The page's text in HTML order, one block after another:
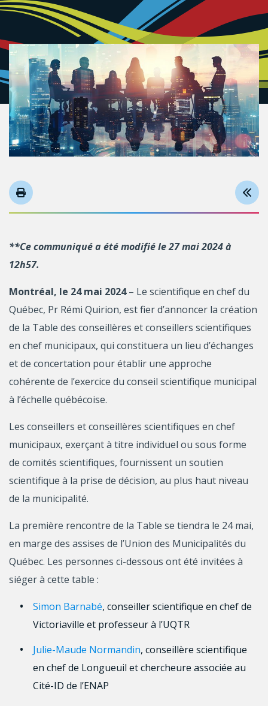
**Ce communiqué a été modifié le 27 mai 2024 à
12h57.
Montréal, le 24 mai 2024– Le scientifique en chef du
Québec, Pr Rémi Quirion, est fier d’annoncer la création
de la Table des conseillères et conseillers scientifiques
en chef municipaux, qui constituera un lieu d’échanges
et de concertation pour établir une approche
cohérente de l’exercice du conseil scientifique municipal
à l’échelle québécoise.
Les conseillers et conseillères scientifiques en chef
municipaux, exerçant à titre individuel ou sous forme
de comités scientifiques, fournissent un soutien
scientifique à la prise de décision, au plus haut niveau
de la municipalité.
La première rencontre de la Table se tiendra le 24 mai,
en marge des assises de l’Union des Municipalités du
Québec. Les personnes ci-dessous ont été invitées à
siéger à cette table :
Simon Barnabé, conseiller scientifique en chef de
Victoriaville et professeur à l’UQTR
Julie-Maude Normandin, conseillère scientifique
en chef de Longueuil et chercheure associée au
Cité-ID de l’ENAP